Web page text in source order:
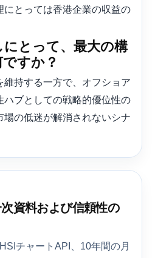
にとっては香港企業の収益の
にとって、最大の構
すか？
持する一方で、オフショア
ハブとしての戦略的優位性の
の低迷が解消されないシナ
資料および信頼性の
チャートAPI、10年間の月